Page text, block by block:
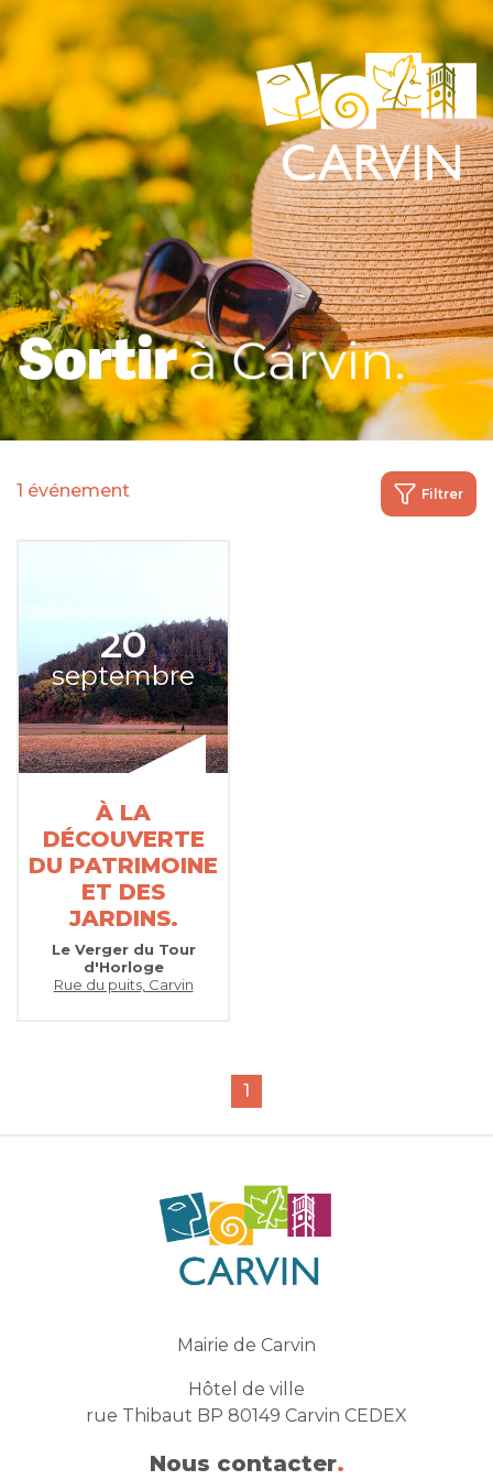
Filtrer
1 événement
20
septembre
À LA
DÉCOUVERTE
DU PATRIMOINE
ET DES
JARDINS.
Le Verger du Tour
d'Horloge
Rue du puits, Carvin
1
Mairie de Carvin
Hôtel de ville
rue Thibaut BP 80149 Carvin CEDEX
Nous contacter.